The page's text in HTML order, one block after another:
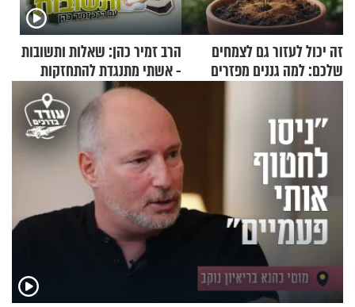
זה יכול לעזור גם לצמחים
שלכם: למה גננים מפזרים
הרב זמיר כהן: שאלות ותשובות
- אשתי מתנגדת להתחזקות